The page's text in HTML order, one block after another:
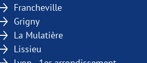
Francheville
Grigny
La Mulatière
Lissieu